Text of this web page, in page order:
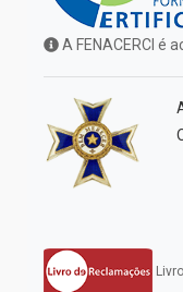
A FENACERCI é